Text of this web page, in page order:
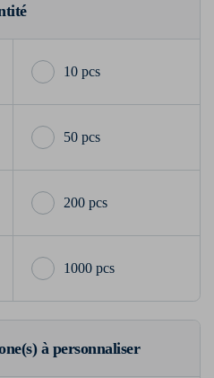
10 pcs
50 pcs
200 pcs
1000 pcs
à personnaliser